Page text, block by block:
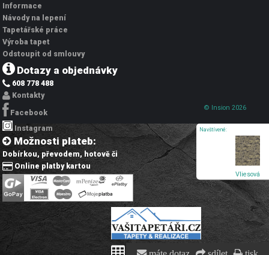
Informace
Návody na lepení
Tapetářské práce
Výroba tapet
Odstoupit od smlouvy
Dotazy a objednávky
608 778 488
Kontakty
Facebook
Instagram
Možnosti plateb:
Dobírkou, převodem, hotově či
Online platby kartou
© Insion 2026
Navštívené:
Vliesová
tapeta na
zeď, hnědá,
stromy,
142065,
Allurium,
Graham
Brown
Premium